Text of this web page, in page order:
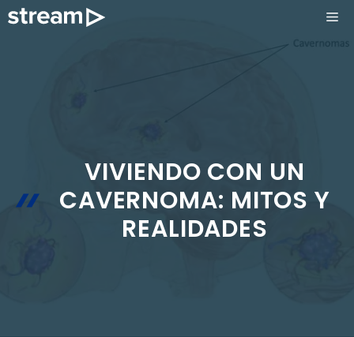
Saltar
VIVIENDO CON UN
CAVERNOMA: MITOS Y
REALIDADES